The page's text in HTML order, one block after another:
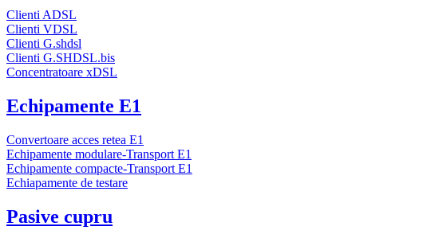
Clienti ADSL
Clienti VDSL
Clienti G.shdsl
Clienti G.SHDSL.bis
Concentratoare xDSL
Echipamente E1
Convertoare acces retea E1
Echipamente modulare-Transport E1
Echipamente compacte-Transport E1
Echiapamente de testare
Pasive cupru